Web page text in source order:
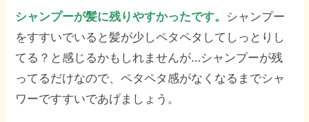
シャンプーが髪に残りやすかったです。 シャンプー
をすすいでいると髪が少しペタペタしてしっとりし
てる？と感じるかもしれませんが…シャンプーが残
ってるだけなので、ペタペタ感がなくなるまでシャ
ワーですすいであげましょう。